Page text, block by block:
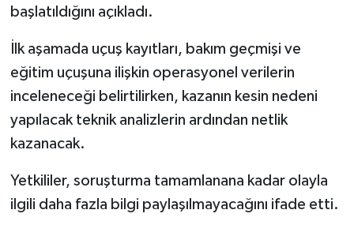
başlatıldığını açıkladı.
İlk aşamada uçuş kayıtları, bakım geçmişi ve
eğitim uçuşuna ilişkin operasyonel verilerin
inceleneceği belirtilirken, kazanın kesin nedeni
yapılacak teknik analizlerin ardından netlik
kazanacak.
Yetkililer, soruşturma tamamlanana kadar olayla
ilgili daha fazla bilgi paylaşılmayacağını ifade etti.